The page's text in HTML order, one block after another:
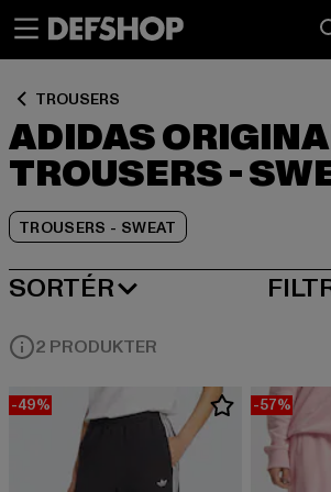
TROUSERS
ADIDAS
TROUSERS -
TROUSERS - SWEAT
SORTÉR
MEST POPULÆRE
2 PRODUKTER
-49% -57%